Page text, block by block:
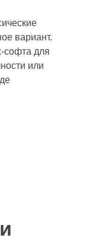
вариант.
софта для
или